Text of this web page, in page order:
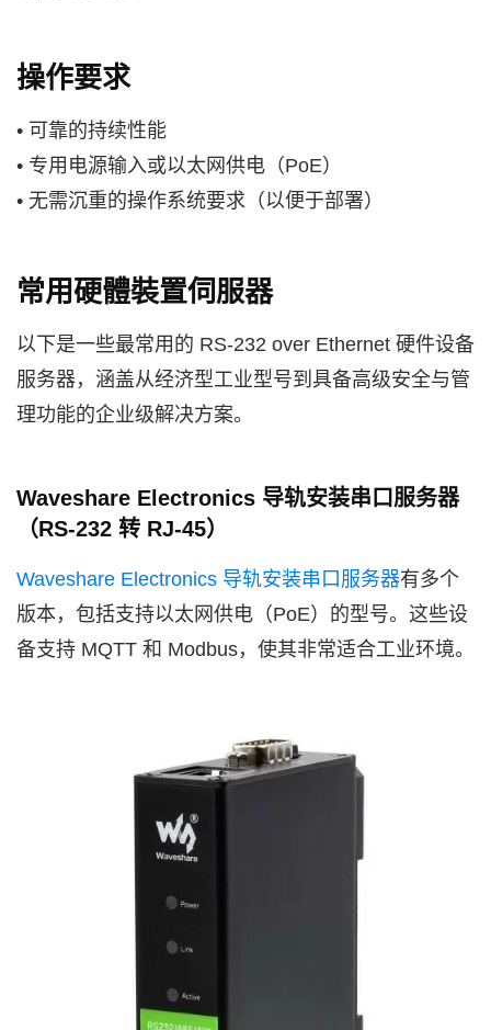
操作要求
• 可靠的持续性能
• 专用电源输入或以太网供电（PoE）
• 无需沉重的操作系统要求（以便于部署）
常用硬體裝置伺服器
以下是一些最常用的 RS-232 over Ethernet 硬件设备
服务器，涵盖从经济型工业型号到具备高级安全与管
理功能的企业级解决方案。
Waveshare Electronics 导轨安装串口服务器
（RS-232 转 RJ-45）
Waveshare Electronics 导轨安装串口服务器有多个
版本，包括支持以太网供电（PoE）的型号。这些设
备支持 MQTT 和 Modbus，使其非常适合工业环境。